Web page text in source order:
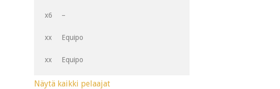
x6 –
xx Equipo
xx Equipo
Näytä kaikki pelaajat